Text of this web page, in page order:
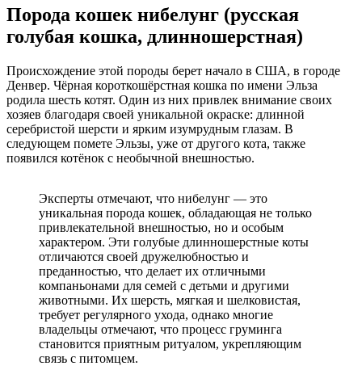
Порода кошек нибелунг (русская
голубая кошка, длинношерстная)
Происхождение этой породы берет начало в США, в городе
Денвер. Чёрная короткошёрстная кошка по имени Эльза
родила шесть котят. Один из них привлек внимание своих
хозяев благодаря своей уникальной окраске: длинной
серебристой шерсти и ярким изумрудным глазам. В
следующем помете Эльзы, уже от другого кота, также
появился котёнок с необычной внешностью.
Эксперты отмечают, что нибелунг — это
уникальная порода кошек, обладающая не только
привлекательной внешностью, но и особым
характером. Эти голубые длинношерстные коты
отличаются своей дружелюбностью и
преданностью, что делает их отличными
компаньонами для семей с детьми и другими
животными. Их шерсть, мягкая и шелковистая,
требует регулярного ухода, однако многие
владельцы отмечают, что процесс груминга
становится приятным ритуалом, укрепляющим
связь с питомцем.